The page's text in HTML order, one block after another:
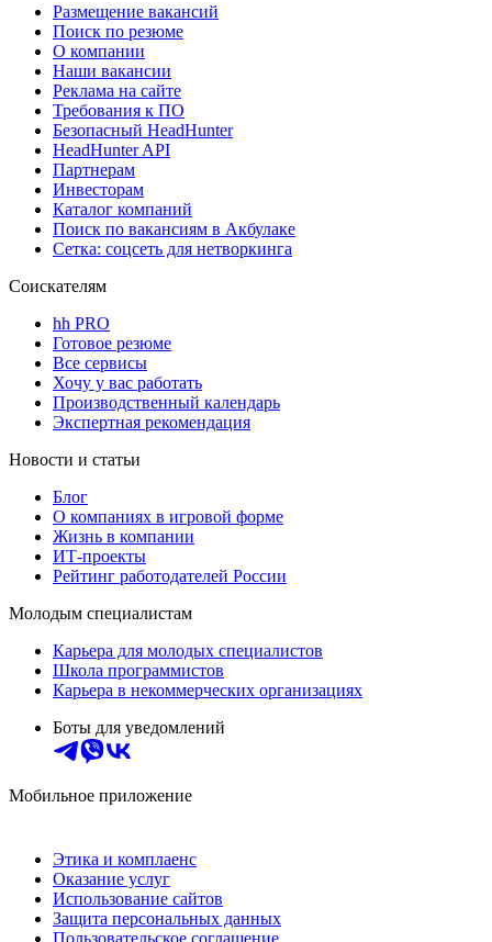
Размещение вакансий
Поиск по резюме
О компании
Наши вакансии
Реклама на сайте
Требования к ПО
Безопасный HeadHunter
HeadHunter API
Партнерам
Инвесторам
Каталог компаний
Поиск по вакансиям в Акбулаке
Сетка: соцсеть для нетворкинга
Соискателям
hh PRO
Готовое резюме
Все сервисы
Хочу у вас работать
Производственный календарь
Экспертная рекомендация
Новости и статьи
Блог
О компаниях в игровой форме
Жизнь в компании
ИТ-проекты
Рейтинг работодателей России
Молодым специалистам
Карьера для молодых специалистов
Школа программистов
Карьера в некоммерческих организациях
Боты для уведомлений
Мобильное приложение
Этика и комплаенс
Оказание услуг
Использование сайтов
Защита персональных данных
Пользовательское соглашение